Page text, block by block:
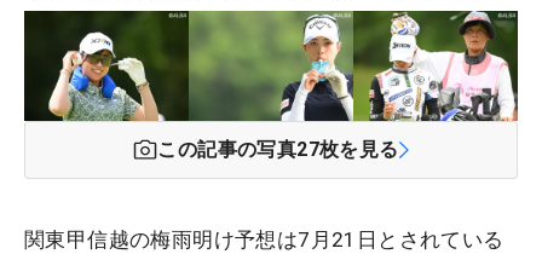
この記事の写真27枚を見る
関東甲信越の梅雨明け予想は7月21日とされている